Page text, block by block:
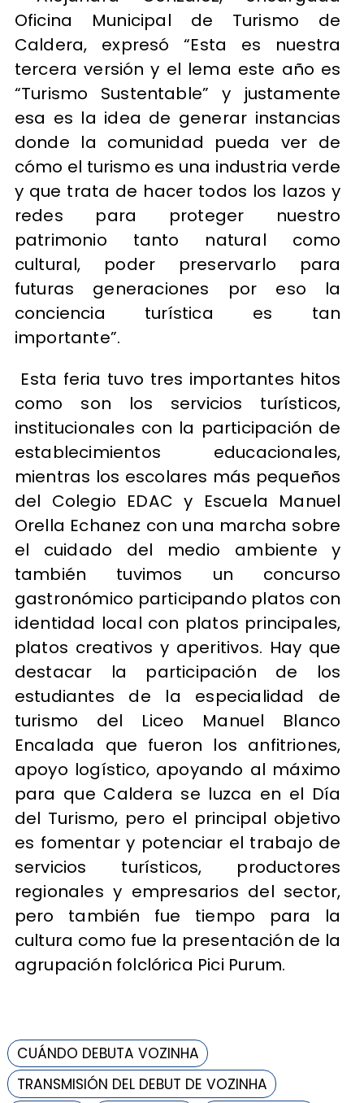
Oficina Municipal de Turismo de
Caldera, expresó “Esta es nuestra
tercera versión y el lema este año es
“Turismo Sustentable” y justamente
esa es la idea de generar instancias
donde la comunidad pueda ver de
cómo el turismo es una industria verde
y que trata de hacer todos los lazos y
redes para proteger nuestro
patrimonio tanto natural como
cultural, poder preservarlo para
futuras generaciones por eso la
conciencia turística es tan
importante”.
Esta feria tuvo tres importantes hitos
como son los servicios turísticos,
institucionales con la participación de
establecimientos educacionales,
mientras los escolares más pequeños
del Colegio EDAC y Escuela Manuel
Orella Echanez con una marcha sobre
el cuidado del medio ambiente y
también tuvimos un concurso
gastronómico participando platos con
identidad local con platos principales,
platos creativos y aperitivos. Hay que
destacar la participación de los
estudiantes de la especialidad de
turismo del Liceo Manuel Blanco
Encalada que fueron los anfitriones,
apoyo logístico, apoyando al máximo
para que Caldera se luzca en el Día
del Turismo, pero el principal objetivo
es fomentar y potenciar el trabajo de
servicios turísticos, productores
regionales y empresarios del sector,
pero también fue tiempo para la
cultura como fue la presentación de la
agrupación folclórica Pici Purum.
CUÁNDO DEBUTA VOZINHA
TRANSMISIÓN DEL DEBUT DE VOZINHA